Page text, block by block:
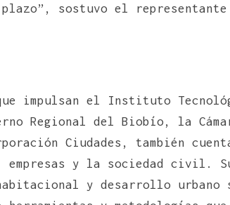
sostuvo el
impulsan el Instituto
Regional del Biobío, la
Ciudades, también
empresas y la sociedad civil.
y desarrollo urbano